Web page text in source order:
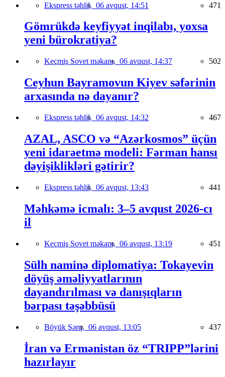
Ekspress təhlil, 06 avqust, 14:51 471
Gömrükdə keyfiyyət inqilabı, yoxsa
yeni bürokratiya?
Keçmiş Sovet məkanı, 06 avqust, 14:37 502
Ceyhun Bayramovun Kiyev səfərinin
arxasında nə dayanır?
Ekspress təhlil, 06 avqust, 14:32 467
AZAL, ASCO və “Azərkosmos” üçün
yeni idarəetmə modeli: Fərman hansı
dəyişiklikləri gətirir?
Ekspress təhlil, 06 avqust, 13:43 441
Məhkəmə icmalı: 3–5 avqust 2026-cı
il
Keçmiş Sovet məkanı, 06 avqust, 13:19 451
Sülh naminə diplomatiya: Tokayevin
döyüş əməliyyatlarının
dayandırılması və danışıqların
bərpası təşəbbüsü
Böyük Şərq, 06 avqust, 13:05 437
İran və Ermənistan öz “TRIPP”lərini
hazırlayır